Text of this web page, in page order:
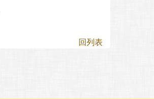
回列表